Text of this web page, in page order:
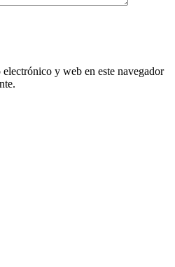
y web en este navegador